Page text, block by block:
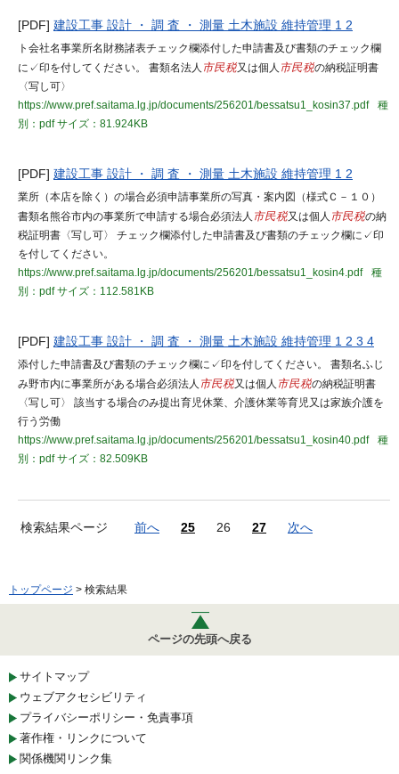
[PDF] 建設工事 設計 ・ 調 査 ・ 測量 土木施設 維持管理 1 2
ト会社名事業所名財務諸表チェック欄添付した申請書及び書類のチェック欄
に✓印を付してください。 書類名法人 市民税又は個人 市民税の納税証明書
〈写し可〉
https://www.pref.saitama.lg.jp/documents/256201/bessatsu1_kosin37.pdf
種
別：pdfサイズ：81.924KB
[PDF] 建設工事 設計 ・ 調 査 ・ 測量 土木施設 維持管理 1 2
業所（本店を除く）の場合必須申請事業所の写真・案内図（様式Ｃ－１０）
書類名熊谷市内の事業所で申請する場合必須法人 市民税又は個人 市民税の納
税証明書〈写し可〉 チェック欄添付した申請書及び書類のチェック欄に✓印
を付してください。
https://www.pref.saitama.lg.jp/documents/256201/bessatsu1_kosin4.pdf
種
別：pdfサイズ：112.581KB
[PDF] 建設工事 設計 ・ 調 査 ・ 測量 土木施設 維持管理 1 2 3 4
添付した申請書及び書類のチェック欄に✓印を付してください。 書類名ふじ
み野市内に事業所がある場合必須法人 市民税又は個人 市民税の納税証明書
〈写し可〉 該当する場合のみ提出育児休業、介護休業等育児又は家族介護を
行う労働
https://www.pref.saitama.lg.jp/documents/256201/bessatsu1_kosin40.pdf
種
別：pdfサイズ：82.509KB
検索結果ページ 前へ 25 26 27 次へ
トップページ > 検索結果
ページの先頭へ戻る
サイトマップ
ウェブアクセシビリティ
プライバシーポリシー・免責事項
著作権・リンクについて
関係機関リンク集